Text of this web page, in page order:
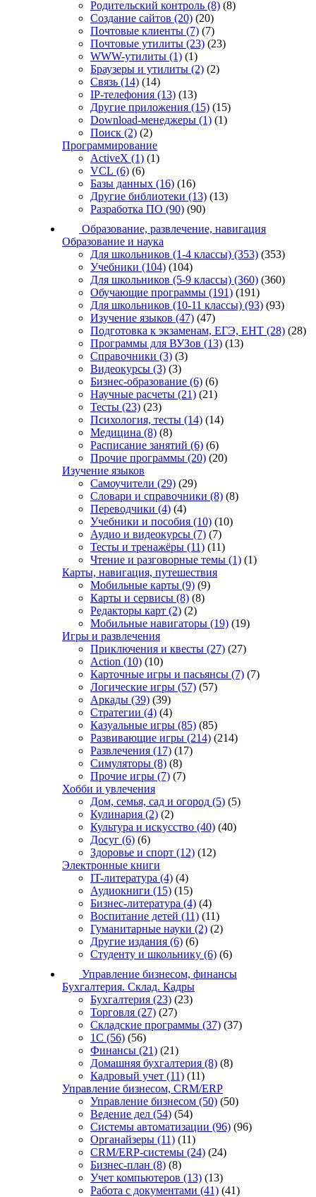
Родительский контроль (8) (8)
Создание сайтов (20) (20)
Почтовые клиенты (7) (7)
Почтовые утилиты (23) (23)
WWW-утилиты (1) (1)
Браузеры и утилиты (2) (2)
Связь (14) (14)
IP-телефония (13) (13)
Другие приложения (15) (15)
Download-менеджеры (1) (1)
Поиск (2) (2)
Программирование
ActiveX (1) (1)
VCL (6) (6)
Базы данных (16) (16)
Другие библиотеки (13) (13)
Разработка ПО (90) (90)
Образование, развлечение, навигация
Образование и наука
Для школьников (1-4 классы) (353) (353)
Учебники (104) (104)
Для школьников (5-9 классы) (360) (360)
Обучающие программы (191) (191)
Для школьников (10-11 классы) (93) (93)
Изучение языков (47) (47)
Подготовка к экзаменам, ЕГЭ, ЕНТ (28) (28)
Программы для ВУЗов (13) (13)
Справочники (3) (3)
Видеокурсы (3) (3)
Бизнес-образование (6) (6)
Научные расчеты (21) (21)
Тесты (23) (23)
Психология, тесты (14) (14)
Медицина (8) (8)
Расписание занятий (6) (6)
Прочие программы (20) (20)
Изучение языков
Самоучители (29) (29)
Словари и справочники (8) (8)
Переводчики (4) (4)
Учебники и пособия (10) (10)
Аудио и видеокурсы (7) (7)
Тесты и тренажёры (11) (11)
Чтение и разговорные темы (1) (1)
Карты, навигация, путешествия
Мобильные карты (9) (9)
Карты и сервисы (8) (8)
Редакторы карт (2) (2)
Мобильные навигаторы (19) (19)
Игры и развлечения
Приключения и квесты (27) (27)
Action (10) (10)
Карточные игры и пасьянсы (7) (7)
Логические игры (57) (57)
Аркады (39) (39)
Стратегии (4) (4)
Казуальные игры (85) (85)
Развивающие игры (214) (214)
Развлечения (17) (17)
Симуляторы (8) (8)
Прочие игры (7) (7)
Хобби и увлечения
Дом, семья, сад и огород (5) (5)
Кулинария (2) (2)
Культура и искусство (40) (40)
Досуг (6) (6)
Здоровье и спорт (12) (12)
Электронные книги
IT-литература (4) (4)
Аудиокниги (15) (15)
Бизнес-литература (4) (4)
Воспитание детей (11) (11)
Гуманитарные науки (2) (2)
Другие издания (6) (6)
Студенту и школьнику (6) (6)
Управление бизнесом, финансы
Бухгалтерия. Склад. Кадры
Бухгалтерия (23) (23)
Торговля (27) (27)
Складские программы (37) (37)
1С (56) (56)
Финансы (21) (21)
Домашняя бухгалтерия (8) (8)
Кадровый учет (11) (11)
Управление бизнесом, CRM/ERP
Управление бизнесом (50) (50)
Ведение дел (54) (54)
Системы автоматизации (96) (96)
Органайзеры (11) (11)
CRM/ERP-системы (24) (24)
Бизнес-план (8) (8)
Учет компьютеров (13) (13)
Работа с документами (41) (41)